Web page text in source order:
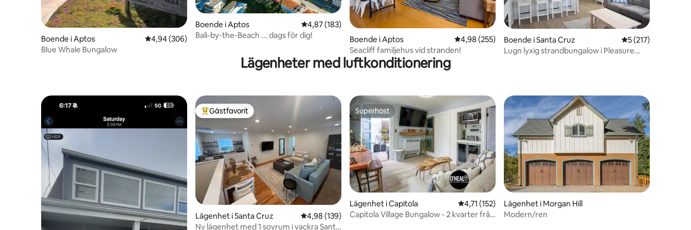
Boende i Aptos 4,94 av 5 i genomsnittligt betyg, 306 omdömen
4,94 (306)
Blue Whale Bungalow
Boende i Aptos 4,87 av 5 i genomsnittligt betyg, 183 omdömen
4,87 (183)
Bali-by-the-Beach ... dags för dig!
Boende i Aptos 4,98 av 5 i genomsnittligt betyg, 255 omdömen
4,98 (255)
Seacliff familjehus vid stranden!
Boende i Santa Cruz 5 av 5 i
5 (217)
Lugn lyxig strandbungalow i Pleasure
Lägenheter med luftkonditionering
Populär gästfavorit
Gästfavorit
Lägenhet i Santa Cruz 4,98 av 5 i genomsnittligt betyg, 139 omdömen
4,98 (139)
Ny lägenhet med 1 sovrum i vackra Santa
Superhost
Superhost
Lägenhet i Capitola 4,71 av 5 i genomsnittligt betyg, 152 omdömen
4,71 (152)
Capitola Village Bungalow - 2 kvarter från
Lägenhet i Morgan Hill
Modern/ren